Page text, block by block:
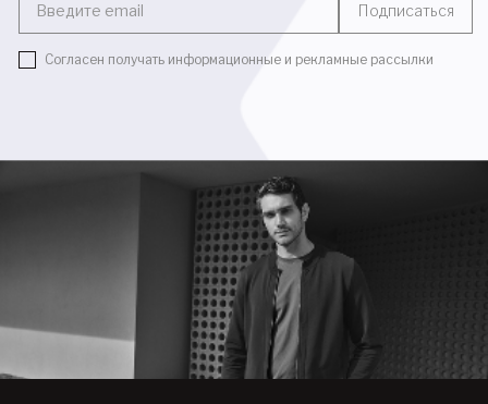
Введите email Подписаться
Согласен получать информационные и рекламные рассылки